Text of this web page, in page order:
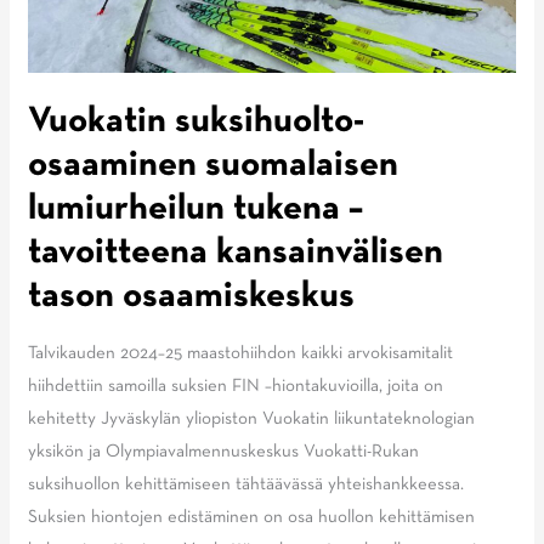
Vuokatin suksihuolto-
osaaminen suomalaisen
lumiurheilun tukena –
tavoitteena kansainvälisen
tason osaamiskeskus
Talvikauden 2024–25 maastohiihdon kaikki arvokisamitalit
hiihdettiin samoilla suksien FIN –hiontakuvioilla, joita on
kehitetty Jyväskylän yliopiston Vuokatin liikuntateknologian
yksikön ja Olympiavalmennuskeskus Vuokatti-Rukan
suksihuollon kehittämiseen tähtäävässä yhteishankkeessa.
Suksien hiontojen edistäminen on osa huollon kehittämisen